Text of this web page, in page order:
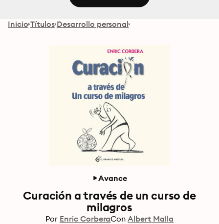
Inicio Títulos Desarrollo personal
Avance
Curación a través de un curso de
milagros
Por Enric CorberaCon Albert Malla